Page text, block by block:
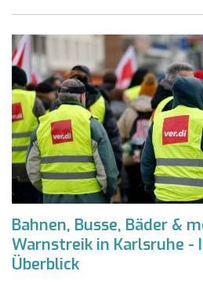
Bahnen, Busse, Bäder &
Warnstreik in Karlsruhe
Überblick